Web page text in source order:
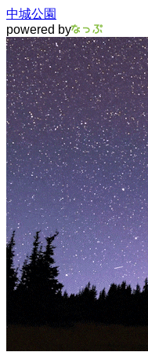
中城公園
powered by